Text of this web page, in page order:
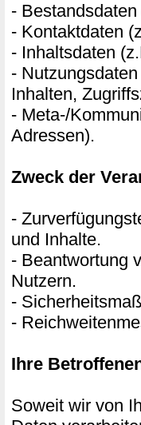
-
- Kontaktdaten
- Inhaltsdaten
-
Inhalten,
- Meta-/
Adressen).
Zweck der
-
und Inhalte.
- Beantwortung
Nutzern.
-
-
Ihre
Soweit wir von